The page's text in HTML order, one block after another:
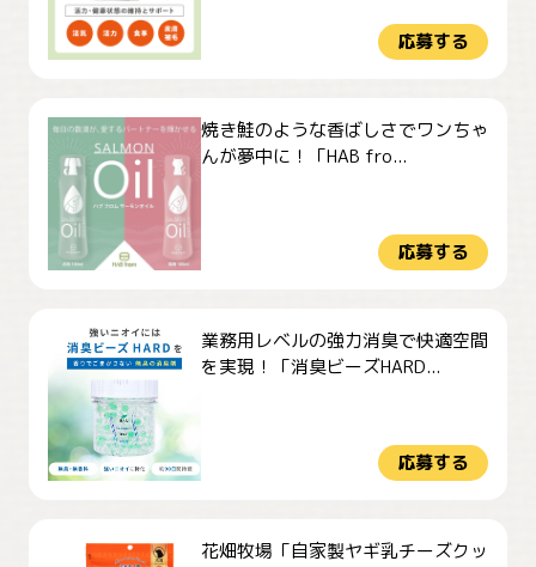
応募する
焼き鮭のような香ばしさでワンちゃ
んが夢中に！「HAB fro...
応募する
業務用レベルの強力消臭で快適空間
を実現！「消臭ビーズHARD...
応募する
花畑牧場「自家製ヤギ乳チーズクッ